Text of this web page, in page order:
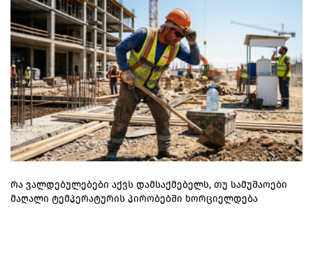
რა ვალდებულებები აქვს დამსაქმებელს, თუ სამუშაოები
მაღალი ტემპერატურის პირობებში ხორციელდება